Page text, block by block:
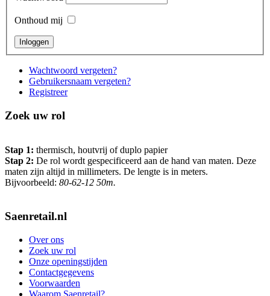
Onthoud mij
Wachtwoord vergeten?
Gebruikersnaam vergeten?
Registreer
Zoek uw rol
Stap 1: thermisch, houtvrij of duplo papier
Stap 2: De rol wordt gespecificeerd aan de hand van maten. Deze
maten zijn altijd in millimeters. De lengte is in meters.
Bijvoorbeeld: 80-62-12 50m.
Saenretail.nl
Over ons
Zoek uw rol
Onze openingstijden
Contactgegevens
Voorwaarden